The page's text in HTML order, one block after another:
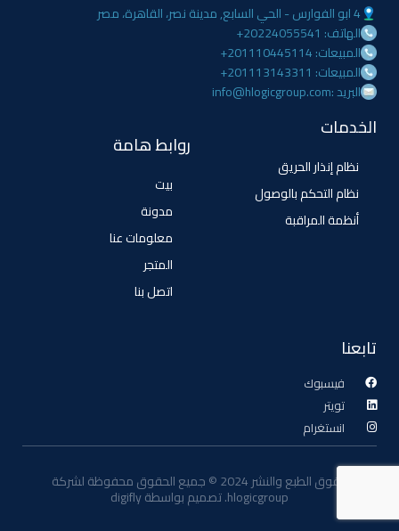
4 ابو الفوارس - الحي السابع, مدينة نصر، القاهرة، مصر
الهاتف: 20224055541+
المبيعات: 201110445114+
المبيعات: 201113143311+
البريد :info@hlogicgroup.com
الخدمات
نظام إنذار الحريق
نظام التحكم بالوصول
أنظمة المراقبة
روابط هامة
بيت
مدونة
معلومات عنا
المتجر
اتصل بنا
تابعنا
فيسبوك
تويتر
انستغرام
حقوق الطبع والنشر 2024 © جميع الحقوق محفوظة لشركة
hlogicgroup. تصميم بواسطة digifly